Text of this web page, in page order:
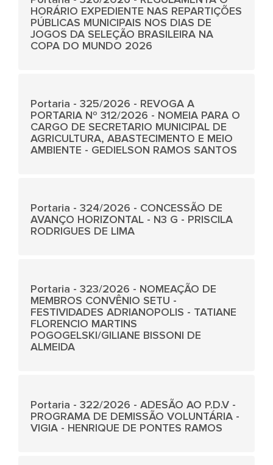
HORÁRIO EXPEDIENTE NAS REPARTIÇÕES
PÚBLICAS MUNICIPAIS NOS DIAS DE
JOGOS DA SELEÇÃO BRASILEIRA NA
COPA DO MUNDO 2026
Portaria - 325/2026 - REVOGA A
PORTARIA Nº 312/2026 - NOMEIA PARA O
CARGO DE SECRETARIO MUNICIPAL DE
AGRICULTURA, ABASTECIMENTO E MEIO
AMBIENTE - GEDIELSON RAMOS SANTOS
Portaria - 324/2026 - CONCESSÃO DE
AVANÇO HORIZONTAL - N3 G - PRISCILA
RODRIGUES DE LIMA
Portaria - 323/2026 - NOMEAÇÃO DE
MEMBROS CONVÊNIO SETU -
FESTIVIDADES ADRIANOPOLIS - TATIANE
FLORENCIO MARTINS
POGOGELSKI/GILIANE BISSONI DE
ALMEIDA
Portaria - 322/2026 - ADESÃO AO P.D.V -
PROGRAMA DE DEMISSÃO VOLUNTÁRIA -
VIGIA - HENRIQUE DE PONTES RAMOS